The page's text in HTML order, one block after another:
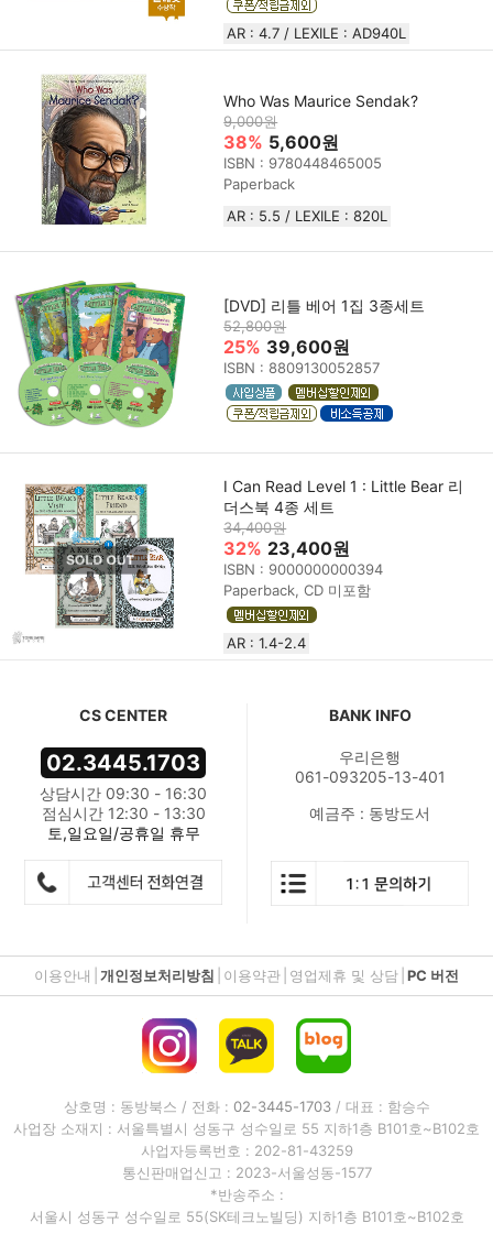
AR : 4.7 / LEXILE : AD940L
Who Was Maurice Sendak?
9,000원
38% 5,600원
ISBN : 9780448465005
Paperback
AR : 5.5 / LEXILE : 820L
[DVD] 리틀 베어 1집 3종세트
52,800원
25% 39,600원
ISBN : 8809130052857
I Can Read Level 1 : Little Bear 리
더스북 4종 세트
34,400원
32% 23,400원
ISBN : 9000000000394
Paperback, CD 미포함
AR : 1.4-2.4
CS CENTER
02.3445.1703
상담시간 09:30 - 16:30
점심시간 12:30 - 13:30
토,일요일/공휴일 휴무
BANK INFO
우리은행
061-093205-13-401
예금주 : 동방도서
이용안내 개인정보처리방침 이용약관 영업제휴 및 상담 PC 버전
상호명 : 동방북스 / 전화 : 02-3445-1703/ 대표 : 함승수
사업장 소재지 : 서울특별시 성동구 성수일로 55 지하1층 B101호~B102호
사업자등록번호 : 202-81-43259
통신판매업신고 : 2023-서울성동-1577
*반송주소 :
서울시 성동구 성수일로 55(SK테크노빌딩) 지하1층 B101호~B102호